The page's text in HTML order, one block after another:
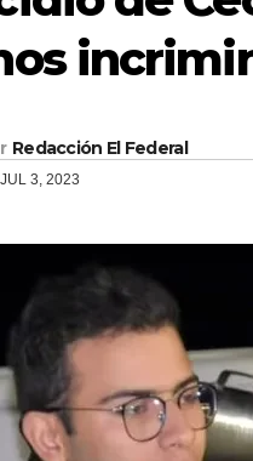
Redacción El Federal
JUL 3, 2023